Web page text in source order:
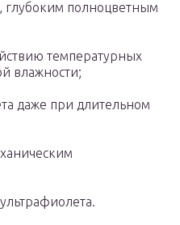
глубоким полноцветным
температурных
влажности;
даже при длительном